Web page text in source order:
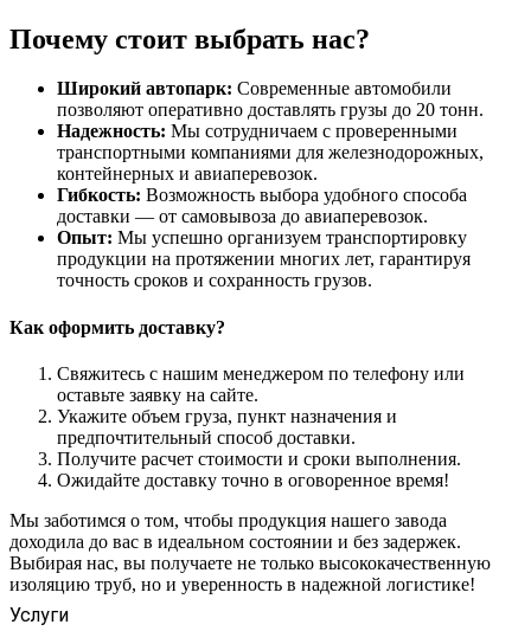
Почему стоит выбрать нас?
Широкий автопарк: Современные автомобили
позволяют оперативно доставлять грузы до 20 тонн.
Надежность: Мы сотрудничаем с проверенными
транспортными компаниями для железнодорожных,
контейнерных и авиаперевозок.
Гибкость: Возможность выбора удобного способа
доставки — от самовывоза до авиаперевозок.
Опыт: Мы успешно организуем транспортировку
продукции на протяжении многих лет, гарантируя
точность сроков и сохранность грузов.
Как оформить доставку?
Свяжитесь с нашим менеджером по телефону или
оставьте заявку на сайте.
Укажите объем груза, пункт назначения и
предпочтительный способ доставки.
Получите расчет стоимости и сроки выполнения.
Ожидайте доставку точно в оговоренное время!
Мы заботимся о том, чтобы продукция нашего завода
доходила до вас в идеальном состоянии и без задержек.
Выбирая нас, вы получаете не только высококачественную
изоляцию труб, но и уверенность в надежной логистике!
Услуги